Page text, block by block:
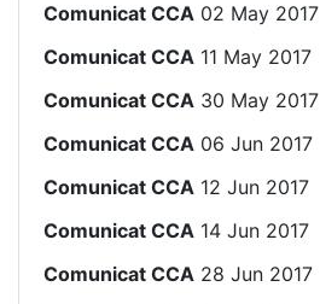
Comunicat CCA 02 May 2017
Comunicat CCA 11 May 2017
Comunicat CCA 30 May 2017
Comunicat CCA 06 Jun 2017
Comunicat CCA 12 Jun 2017
Comunicat CCA 14 Jun 2017
Comunicat CCA 28 Jun 2017